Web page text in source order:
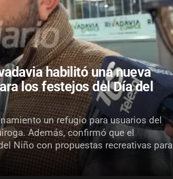
habilitó una nueva
los festejos del Día del
un refugio para usuarios del
Además, confirmó que el
Niño con propuestas recreativas para